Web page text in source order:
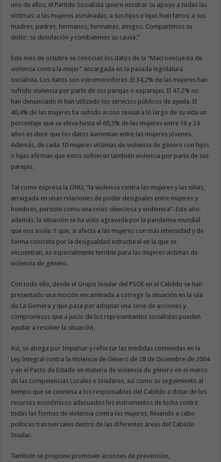
uno de ellos, el Partido Socialista quiere mostrar su apoyo a todas las
víctimas: a las mujeres asesinadas, a sus hijos e hijas huérfanos; a sus
madres, padres, hermanos, hermanas, amigos. Compartimos su
dolor, su desolación y combatimos su causa.”
Este mes de octubre se conocían los datos de la “Macroencuesta de
violencia contra la mujer” encargada en la pasada legislatura
socialista. Los datos son estremecedores. El 34,2% de las mujeres han
sufrido violencia por parte de sus parejas o exparejas. El 47,2% no
han denunciado ni han utilizado los servicios públicos de ayuda. El
40,4% de las mujeres ha sufrido acoso sexual a lo largo de su vida un
porcentaje que se eleva hasta el 60,5% de las mujeres entre 16 y 24
años es decir que los datos aumentan entre las mujeres jóvenes.
Además, de cada 10 mujeres víctimas de violencia de género con hijos
o hijas afirman que estos sufrieron también violencia por parte de sus
parejas.
Tal como expresa la ONU, “la violencia contra las mujeres y las niñas,
arraigada en unas relaciones de poder desiguales entre mujeres y
hombres, persiste como una crisis silenciosa y endémica”. Este año,
además, la situación se ha visto agravada por la pandemia mundial
que nos asola. Y que, si afecta a las mujeres con más intensidad y de
forma concreta por la desigualdad estructural en la que se
encuentran, es especialmente terrible para las mujeres víctimas de
violencia de género.
Con todo ello, desde el Grupo Insular del PSOE en el Cabildo se han
presentado una moción encaminada a corregir la situación en la isla
de La Gomera y que pasa por adoptar una serie de acciones y
compromisos que a juicio de los representantes socialistas pueden
ayudar a resolver la situación.
Así, se aboga por Impulsar y reforzar las medidas contenidas en la
Ley Integral contra la Violencia de Género de 28 de Diciembre de 2004
y en el Pacto de Estado en materia de violencia de género en el marco
de las competencias Locales e Insulares, así como su seguimiento al
tiempo que se conmina a los responsables del Cabildo a dotar de los
recursos económicos adecuados los instrumentos de lucha contra
todas las formas de violencia contra las mujeres, llevando a cabo
políticas transversales dentro de las diferentes áreas del Cabildo
Insular.
También se propone promover acciones de prevención,